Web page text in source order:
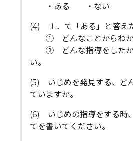
・ある ・ない
(4) １．で「ある」と答え
① どんなことからわか
② どんな指導をしたか
い。
(5) いじめを発見する、ど
ていますか。
(6) いじめの指導をする時
てを書いてください。